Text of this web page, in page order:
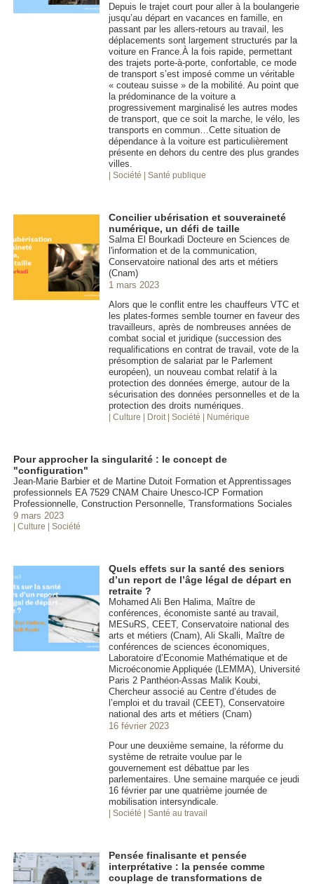
Depuis le trajet court pour aller à la boulangerie
jusqu’au départ en vacances en famille, en
passant par les allers-retours au travail, les
déplacements sont largement structurés par la
voiture en France.À la fois rapide, permettant
des trajets porte-à-porte, confortable, ce mode
de transport s’est imposé comme un véritable
« couteau suisse » de la mobilité. Au point que
la prédominance de la voiture a
progressivement marginalisé les autres modes
de transport, que ce soit la marche, le vélo, les
transports en commun…Cette situation de
dépendance à la voiture est particulièrement
présente en dehors du centre des plus grandes
villes.
| Société | Santé publique
Concilier ubérisation et souveraineté
numérique, un défi de taille
Salma El Bourkadi Docteure en Sciences de
l'information et de la communication,
Conservatoire national des arts et métiers
(Cnam)
1 mars 2023
Alors que le conflit entre les chauffeurs VTC et
les plates-formes semble tourner en faveur des
travailleurs, après de nombreuses années de
combat social et juridique (succession des
requalifications en contrat de travail, vote de la
présomption de salariat par le Parlement
européen), un nouveau combat relatif à la
protection des données émerge, autour de la
sécurisation des données personnelles et de la
protection des droits numériques.
| Culture | Droit | Société | Numérique
Pour approcher la singularité : le concept de
"configuration"
Jean-Marie Barbier et de Martine Dutoit Formation et Apprentissages
professionnels EA 7529 CNAM Chaire Unesco-ICP Formation
Professionnelle, Construction Personnelle, Transformations Sociales
9 mars 2023
| Culture | Société
Quels effets sur la santé des seniors
d’un report de l’âge légal de départ en
retraite ?
Mohamed Ali Ben Halima, Maître de
conférences, économiste santé au travail,
MESuRS, CEET, Conservatoire national des
arts et métiers (Cnam), Ali Skalli, Maître de
conférences de sciences économiques,
Laboratoire d’Economie Mathématique et de
Microéconomie Appliquée (LEMMA), Université
Paris 2 Panthéon-Assas Malik Koubi,
Chercheur associé au Centre d’études de
l’emploi et du travail (CEET), Conservatoire
national des arts et métiers (Cnam)
16 février 2023
Pour une deuxième semaine, la réforme du
système de retraite voulue par le
gouvernement est débattue par les
parlementaires. Une semaine marquée ce jeudi
16 février par une quatrième journée de
mobilisation intersyndicale.
| Société | Santé au travail
Pensée finalisante et pensée
interprétative : la pensée comme
couplage de transformations de